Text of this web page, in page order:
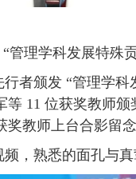
管理学科发展特殊
行者颁发 “管理学科
等 11 位获奖教师颁
教师上台合影留
，熟悉的面孔与